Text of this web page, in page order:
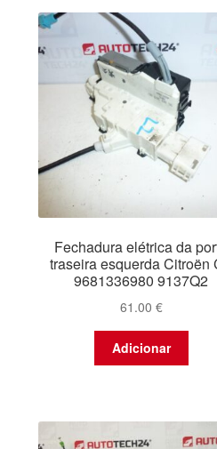
Fechadura elétrica da
traseira esquerda Citroën
9681336980 9137Q2
61.00 €
Adicionar